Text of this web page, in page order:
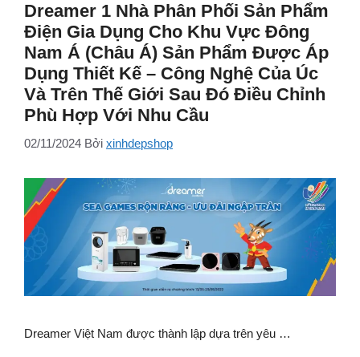
Dreamer 1 Nhà Phân Phối Sản Phẩm
Điện Gia Dụng Cho Khu Vực Đông
Nam Á (Châu Á) Sản Phẩm Được Áp
Dụng Thiết Kế – Công Nghệ Của Úc
Và Trên Thế Giới Sau Đó Điều Chỉnh
Phù Hợp Với Nhu Cầu
02/11/2024 Bởi xinhdepshop
Dreamer Việt Nam được thành lập dựa trên yêu …